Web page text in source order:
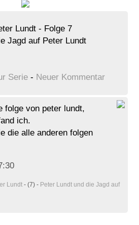
Lundt - Folge 7
Jagd auf Peter Lundt
Serie - Neuer Kommentar
folge von peter lundt,
ich.
die alle anderen folgen
Lundt - (7) - Peter Lundt und die Jagd auf